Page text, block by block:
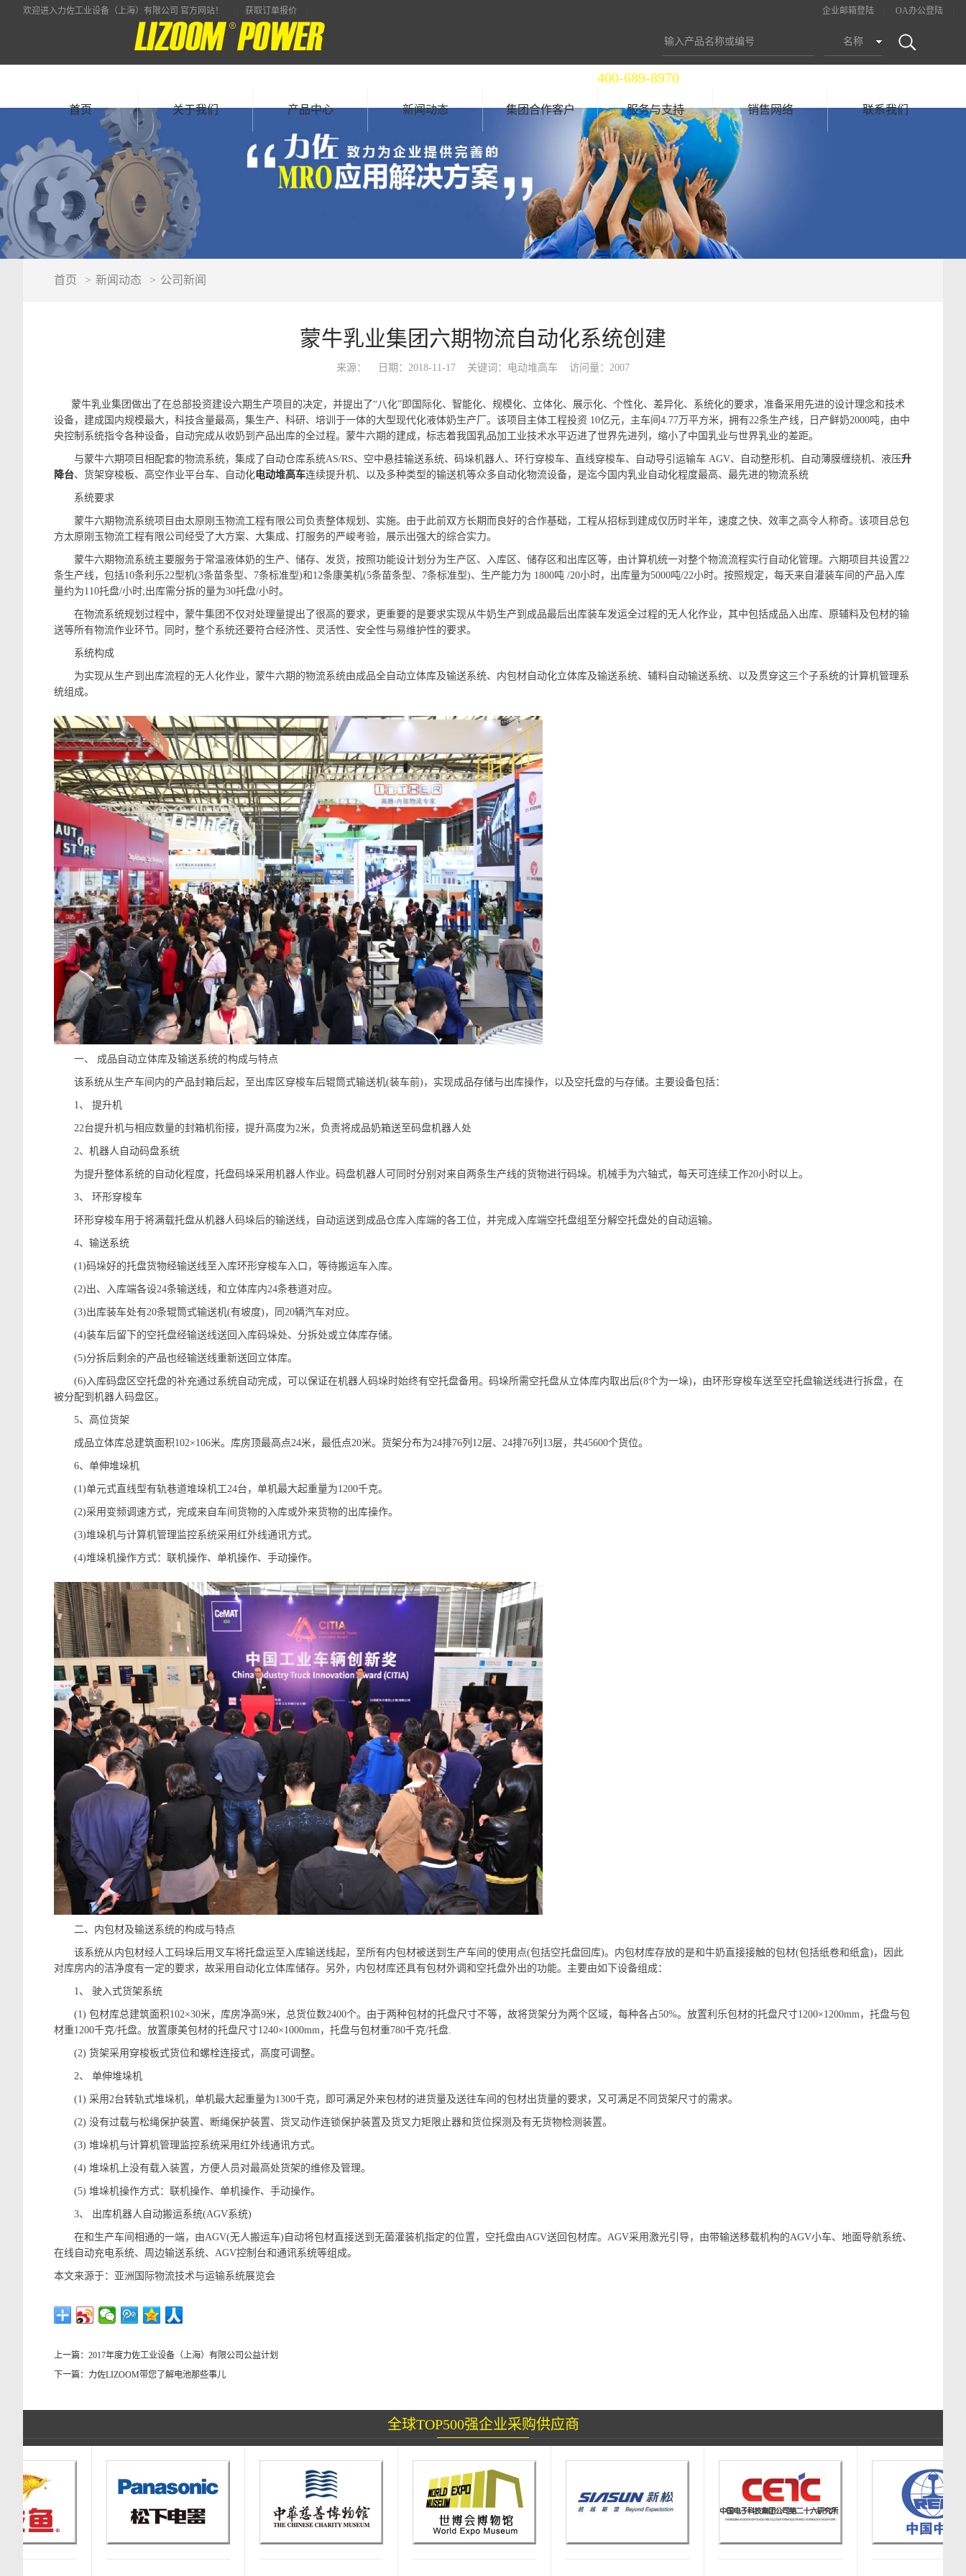
企业邮箱登陆 OA办公登陆
欢迎进入力佐工业设备（上海）有限公司 官方网站！ 获取订单报价
名称
400-689-8970
首页 关于我们 产品中心 新闻动态 集团合作客户 服务与支持 销售网络 联系我们
首页 新闻动态 公司新闻
蒙牛乳业集团六期物流自动化系统创建
来源： 日期：2018-11-17 关键词：电动堆高车 访问量：2007
蒙牛乳业集团做出了在总部投资建设六期生产项目的决定，并提出了“八化”即国际化、智能化、规模化、立体化、展示化、个性化、差异化、系统化的要求，准备采用先进的设计理念和技术
设备，建成国内规模最大，科技含量最高，集生产、科研、培训于一体的大型现代化液体奶生产厂。该项目主体工程投资 10亿元，主车间4.77万平方米，拥有22条生产线，日产鲜奶2000吨，由中
央控制系统指令各种设备，自动完成从收奶到产品出库的全过程。蒙牛六期的建成，标志着我国乳品加工业技术水平迈进了世界先进列，缩小了中国乳业与世界乳业的差距。
与蒙牛六期项目相配套的物流系统，集成了自动仓库系统AS/RS、空中悬挂输送系统、码垛机器人、环行穿梭车、直线穿梭车、自动导引运输车 AGV、自动整形机、自动薄膜缠绕机、液压升
降台、货架穿梭板、高空作业平台车、自动化电动堆高车连续提升机、以及多种类型的输送机等众多自动化物流设备，是迄今国内乳业自动化程度最高、最先进的物流系统
系统要求
蒙牛六期物流系统项目由太原刚玉物流工程有限公司负责整体规划、实施。由于此前双方长期而良好的合作基础，工程从招标到建成仅历时半年，速度之快、效率之高令人称奇。该项目总包
方太原刚玉物流工程有限公司经受了大方案、大集成、打服务的严峻考验，展示出强大的综合实力。
蒙牛六期物流系统主要服务于常温液体奶的生产、储存、发货，按照功能设计划分为生产区、入库区、储存区和出库区等，由计算机统一对整个物流流程实行自动化管理。六期项目共设置22
条生产线，包括10条利乐22型机(3条苗条型、7条标准型)和12条康美机(5条苗条型、7条标准型)、生产能力为 1800吨 /20小时，出库量为5000吨/22小时。按照规定，每天来自灌装车间的产品入库
量约为110托盘/小时;出库需分拆的量为30托盘/小时。
在物流系统规划过程中，蒙牛集团不仅对处理量提出了很高的要求，更重要的是要求实现从牛奶生产到成品最后出库装车发运全过程的无人化作业，其中包括成品入出库、原辅料及包材的输
送等所有物流作业环节。同时，整个系统还要符合经济性、灵活性、安全性与易维护性的要求。
系统构成
为实现从生产到出库流程的无人化作业，蒙牛六期的物流系统由成品全自动立体库及输送系统、内包材自动化立体库及输送系统、辅料自动输送系统、以及贯穿这三个子系统的计算机管理系
统组成。
一、 成品自动立体库及输送系统的构成与特点
该系统从生产车间内的产品封箱后起，至出库区穿梭车后辊筒式输送机(装车前)，实现成品存储与出库操作，以及空托盘的与存储。主要设备包括：
1、 提升机
22台提升机与相应数量的封箱机衔接，提升高度为2米，负责将成品奶箱送至码盘机器人处
2、机器人自动码盘系统
为提升整体系统的自动化程度，托盘码垛采用机器人作业。码盘机器人可同时分别对来自两条生产线的货物进行码垛。机械手为六轴式，每天可连续工作20小时以上。
3、 环形穿梭车
环形穿梭车用于将满载托盘从机器人码垛后的输送线，自动运送到成品仓库入库端的各工位，并完成入库端空托盘组至分解空托盘处的自动运输。
4、输送系统
(1)码垛好的托盘货物经输送线至入库环形穿梭车入口，等待搬运车入库。
(2)出、入库端各设24条输送线，和立体库内24条巷道对应。
(3)出库装车处有20条辊筒式输送机(有坡度)，同20辆汽车对应。
(4)装车后留下的空托盘经输送线送回入库码垛处、分拆处或立体库存储。
(5)分拆后剩余的产品也经输送线重新送回立体库。
(6)入库码盘区空托盘的补充通过系统自动完成，可以保证在机器人码垛时始终有空托盘备用。码垛所需空托盘从立体库内取出后(8个为一垛)，由环形穿梭车送至空托盘输送线进行拆盘，在
被分配到机器人码盘区。
5、高位货架
成品立体库总建筑面积102×106米。库房顶最高点24米，最低点20米。货架分布为24排76列12层、24排76列13层，共45600个货位。
6、单伸堆垛机
(1)单元式直线型有轨巷道堆垛机工24台，单机最大起重量为1200千克。
(2)采用变频调速方式，完成来自车间货物的入库或外来货物的出库操作。
(3)堆垛机与计算机管理监控系统采用红外线通讯方式。
(4)堆垛机操作方式：联机操作、单机操作、手动操作。
二、内包材及输送系统的构成与特点
该系统从内包材经人工码垛后用叉车将托盘运至入库输送线起，至所有内包材被送到生产车间的使用点(包括空托盘回库)。内包材库存放的是和牛奶直接接触的包材(包括纸卷和纸盒)，因此
对库房内的洁净度有一定的要求，故采用自动化立体库储存。另外，内包材库还具有包材外调和空托盘外出的功能。主要由如下设备组成：
1、 驶入式货架系统
(1) 包材库总建筑面积102×30米，库房净高9米，总货位数2400个。由于两种包材的托盘尺寸不等，故将货架分为两个区域，每种各占50%。放置利乐包材的托盘尺寸1200×1200mm，托盘与包
材重1200千克/托盘。放置康美包材的托盘尺寸1240×1000mm，托盘与包材重780千克/托盘.
(2) 货架采用穿梭板式货位和螺栓连接式，高度可调整。
2、 单伸堆垛机
(1) 采用2台转轨式堆垛机，单机最大起重量为1300千克，即可满足外来包材的进货量及送往车间的包材出货量的要求，又可满足不同货架尺寸的需求。
(2) 没有过载与松绳保护装置、断绳保护装置、货叉动作连锁保护装置及货叉力矩限止器和货位探测及有无货物检测装置。
(3) 堆垛机与计算机管理监控系统采用红外线通讯方式。
(4) 堆垛机上没有载入装置，方便人员对最高处货架的维修及管理。
(5) 堆垛机操作方式：联机操作、单机操作、手动操作。
3、 出库机器人自动搬运系统(AGV系统)
在和生产车间相通的一端，由AGV(无人搬运车)自动将包材直接送到无菌灌装机指定的位置，空托盘由AGV送回包材库。AGV采用激光引导，由带输送移载机构的AGV小车、地面导航系统、
在线自动充电系统、周边输送系统、AGV控制台和通讯系统等组成。
本文来源于：亚洲国际物流技术与运输系统展览会
上一篇： 2017年度力佐工业设备（上海）有限公司公益计划
下一篇： 力佐LIZOOM带您了解电池那些事儿
全球TOP500强企业采购供应商